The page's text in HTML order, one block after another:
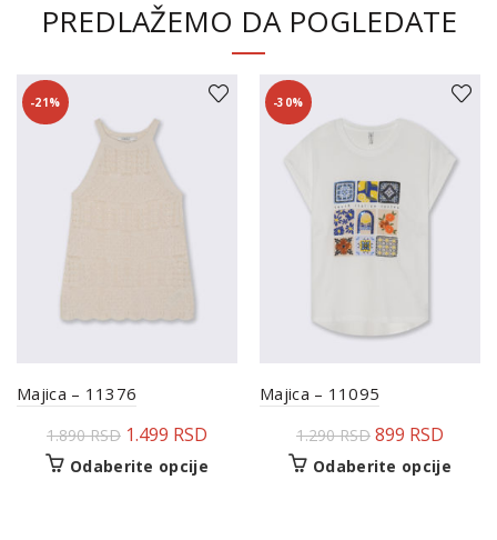
PREDLAŽEMO DA POGLEDATE
-21%
Majica – 11376
1.890RSD 1.499 RSD
Odaberite opcije
-30%
Majica – 11095
1.290RSD 899 RSD
Odaberite opcije